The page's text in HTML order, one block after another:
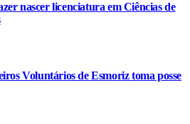
nascer licenciatura em Ciências de
Voluntários de Esmoriz toma posse